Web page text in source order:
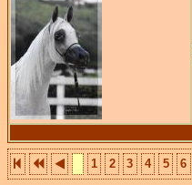
1 2 3 4 5 6